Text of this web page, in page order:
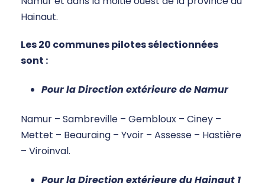
Hainaut.
Les 20 communes pilotes sélectionnées
sont :
Pour la Direction extérieure de Namur
Namur – Sambreville – Gembloux – Ciney –
Mettet – Beauraing – Yvoir – Assesse – Hastière
– Viroinval.
Pour la Direction extérieure du Hainaut 1